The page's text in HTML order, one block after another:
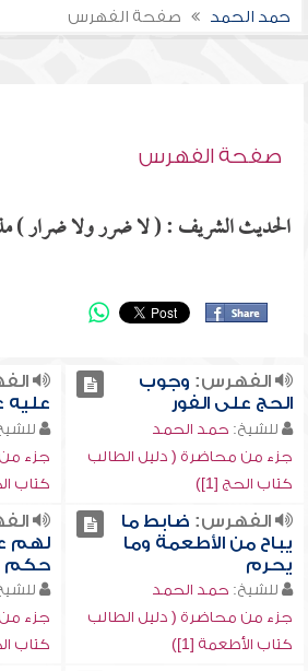
حمد الحمد
صفحة الفهرس
صفحة الفهرس
الحديث الشريف : ( لا ضرر ولا ضرار )
الفهرس: وجوب
الحج على الفور
للشيخ: حمد الحمد
جزء من محاضرة ( دليل الطالب
كتاب الحج [1])
عليه
جزء
كتاب
الفهرس: ضابط ما
يباح من الأطعمة وما
يحرم
للشيخ: حمد الحمد
جزء من محاضرة ( دليل الطالب
كتاب الأطعمة [1])
لهم
حكم
جزء
كتاب